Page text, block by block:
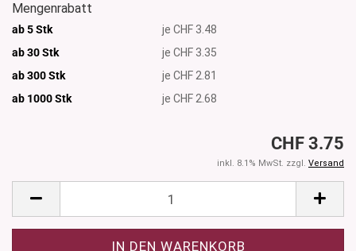
Mengenrabatt
ab 5 Stk
je CHF 3.48
ab 30 Stk
je CHF 3.35
ab 300 Stk
je CHF 2.81
ab 1000Stk je CHF 2.68
CHF 3.75
inkl. 8.1% MwSt. zzgl. Versand